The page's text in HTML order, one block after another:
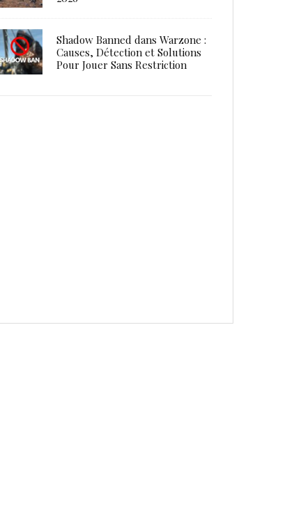
Shadow Banned dans Warzone :
Causes, Détection et Solutions
Pour Jouer Sans Restriction